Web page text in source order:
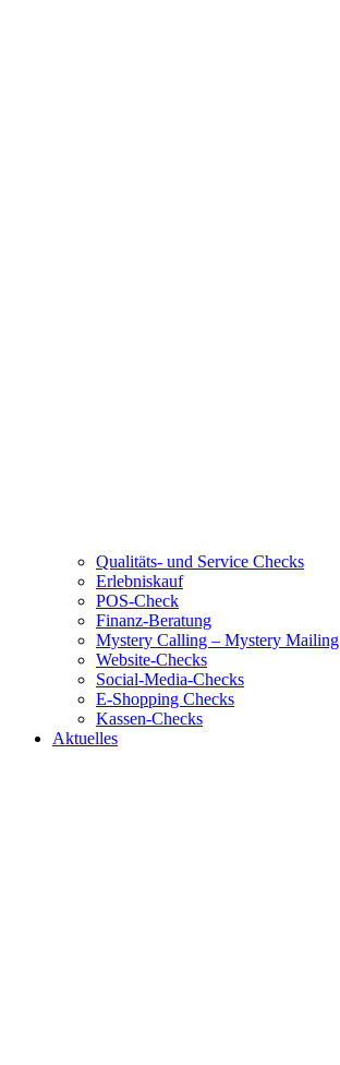
Qualitäts- und Service Checks
Erlebniskauf
POS-Check
Finanz-Beratung
Mystery Calling – Mystery Mailing
Website-Checks
Social-Media-Checks
E-Shopping Checks
Kassen-Checks
Aktuelles